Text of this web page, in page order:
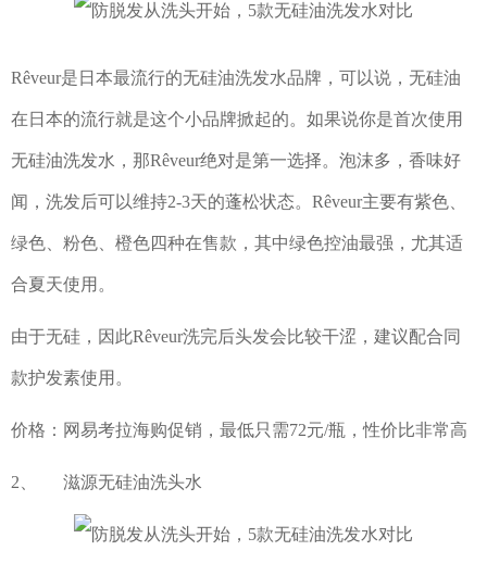
Rêveur是日本最流行的无硅油洗发水品牌，可以说，无硅油
在日本的流行就是这个小品牌掀起的。如果说你是首次使用
无硅油洗发水，那Rêveur绝对是第一选择。泡沫多，香味好
闻，洗发后可以维持2-3天的蓬松状态。Rêveur主要有紫色、
绿色、粉色、橙色四种在售款，其中绿色控油最强，尤其适
合夏天使用。
由于无硅，因此Rêveur洗完后头发会比较干涩，建议配合同
款护发素使用。
价格：网易考拉海购促销，最低只需72元/瓶，性价比非常高
2、 滋源无硅油洗头水